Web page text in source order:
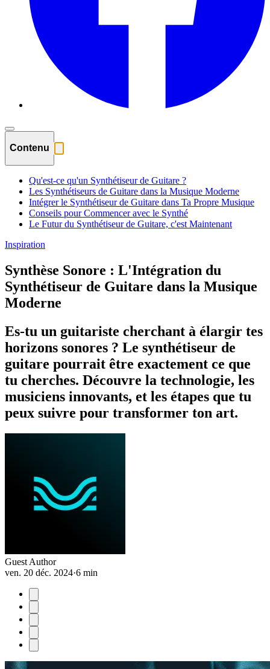
Contenu
Qu'est-ce qu'un Synthétiseur de Guitare ?
Les Synthétiseurs de Guitare dans la Musique Moderne
Intégrer le Synthétiseur de Guitare dans Ta Propre Musique
Conseils pour Commencer avec le Synthé
Le Futur du Synthétiseur de Guitare, c'est Maintenant
Inspiration
Synthèse Sonore : L'Intégration du
Synthétiseur de Guitare dans la Musique
Moderne
Es-tu un guitariste cherchant à élargir tes
horizons sonores ? Le synthétiseur de
guitare pourrait être exactement ce que
tu cherches. Découvre la technologie, les
musiciens innovants, et les étapes que tu
peux suivre pour transformer ton art.
Guest Author
ven. 20 déc. 2024·6 min